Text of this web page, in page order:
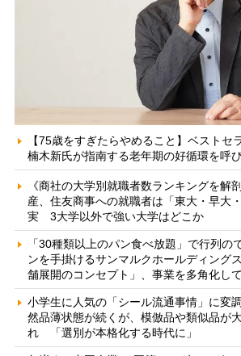
【75歳をすぎたらやめること】ベストセ
楠木新氏が指南する老年期の好循環を呼
《商社の大学別就職者数ランキングを解
産、住友商事への就職者は「東大・早大
実 3大学以外で強い大学はどこか
「30種類以上のパン食べ放題」で行列の
ンを手掛けるサンマルクホールディン
舗展開のコンセプト」、事業を多角化し
小学生に人気の「シール流通事情」に変
然品薄状態が続くが、模倣品や類似品が
れ 「選別が本格化する時代に」